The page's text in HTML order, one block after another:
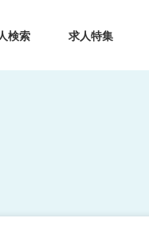
検索 求人特集